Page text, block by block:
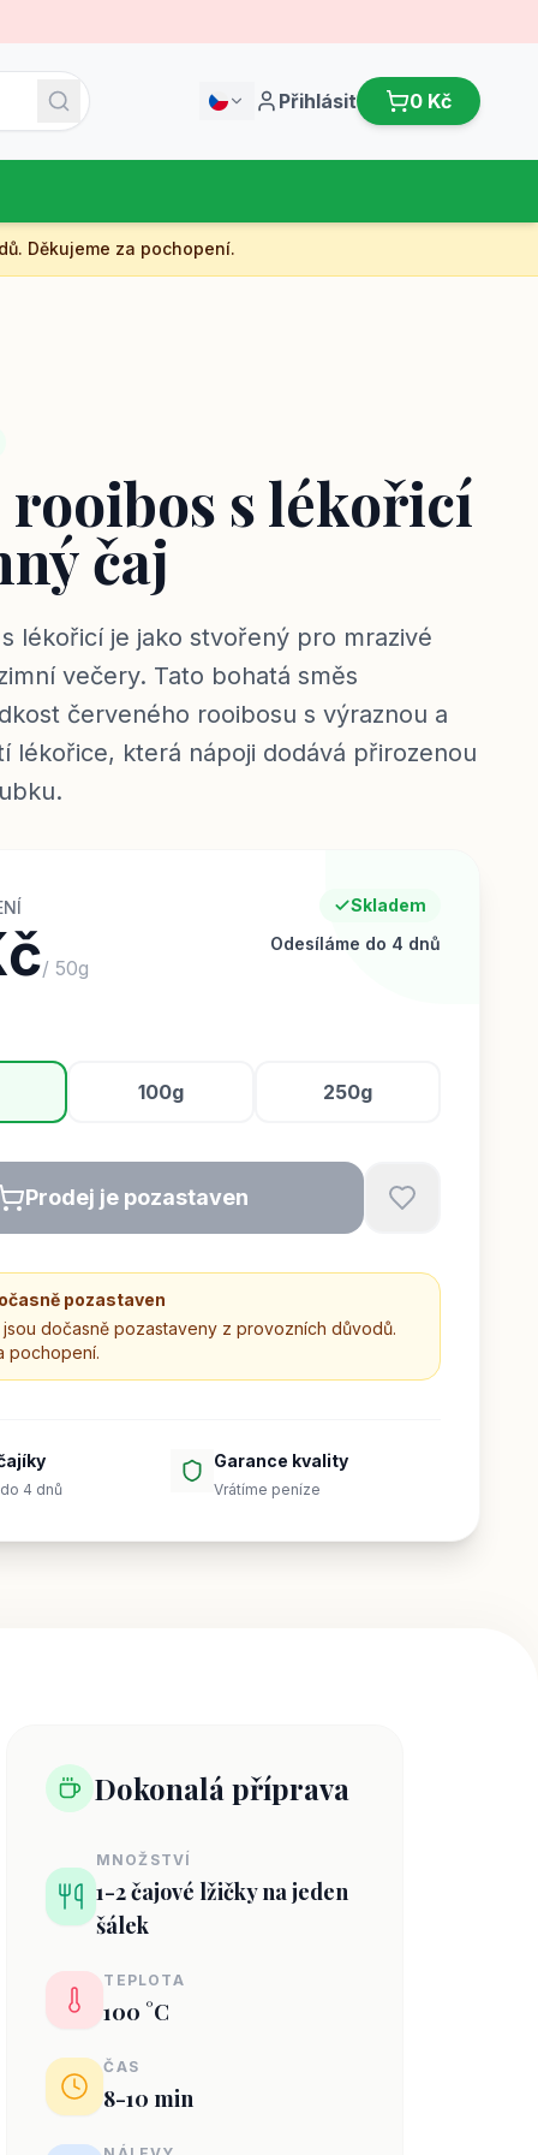
Přihlásit 0 Kč
Děkujeme za pochopení.
s lékořicí
čaj
lékořicí je jako stvořený pro mrazivé
večery. Tato bohatá směs
červeného rooibosu s výraznou a
lékořice, která nápoji dodává přirozenou
/ 50g
Skladem
Odesíláme do 4 dnů
100g 250g
Prodej je pozastaven
pozastaven
dočasně pozastaveny z provozních důvodů.
pochopení.
4 dnů
Garance kvality
Vrátíme peníze
Dokonalá příprava
MNOŽSTVÍ
1-2 čajové lžičky na jeden
šálek
TEPLOTA
100 °C
ČAS
8-10 min